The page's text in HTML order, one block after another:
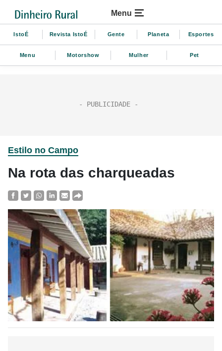
Menu
IstoÉ Revista IstoÉ Gente Planeta Esportes
Menu Motorshow Mulher Pet
Estilo no Campo
Na rota das charqueadas